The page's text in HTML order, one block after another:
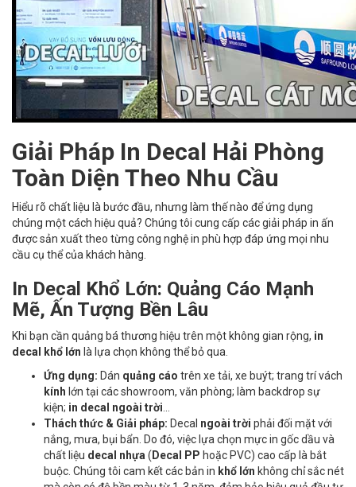
Giải Pháp In Decal Hải Phòng
Toàn Diện Theo Nhu Cầu
Hiểu rõ chất liệu là bước đầu, nhưng làm thế nào để ứng dụng
chúng một cách hiệu quả? Chúng tôi cung cấp các giải pháp in ấn
được sản xuất theo từng công nghệ in phù hợp đáp ứng mọi nhu
cầu cụ thể của khách hàng.
In Decal Khổ Lớn: Quảng Cáo Mạnh
Mẽ, Ấn Tượng Bền Lâu
Khi bạn cần quảng bá thương hiệu trên một không gian rộng, in
decal khổ lớn là lựa chọn không thể bỏ qua.
Ứng dụng: Dán quảng cáo trên xe tải, xe buýt; trang trí vách
kính lớn tại các showroom, văn phòng; làm backdrop sự
kiện; in decal ngoài trời
Thách thức & Giải pháp: Decal ngoài trời phải đối mặt với
nắng, mưa, bụi bẩn. Do đó, việc lựa chọn mực in gốc dầu và
chất liệu decal nhựa ( Decal PP hoặc PVC) cao cấp là bắt
buộc. Chúng tôi cam kết các bản in khổ lớn không chỉ sắc nét